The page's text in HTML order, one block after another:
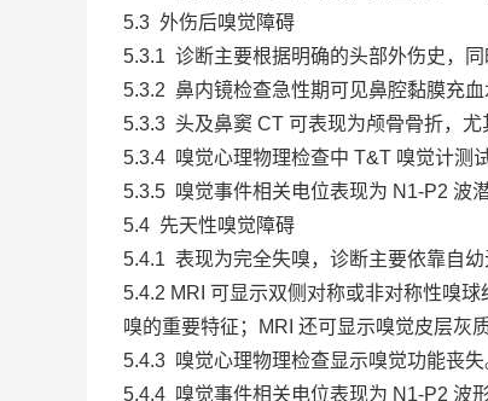
5.3 外伤后嗅觉障碍
5.3.1 诊断主要根据明确的头部外伤史，同
5.3.2 鼻内镜检查急性期可见鼻腔黏膜充
5.3.3 头及鼻窦 CT 可表现为颅骨骨折，
5.3.4 嗅觉心理物理检查中 T&T 嗅觉计测
5.3.5 嗅觉事件相关电位表现为 N1-P2 波
5.4 先天性嗅觉障碍
5.4.1 表现为完全失嗅，诊断主要依靠自
5.4.2 MRI 可显示双侧对称或非对称性嗅
嗅的重要特征；MRI 还可显示嗅觉皮层灰
5.4.3 嗅觉心理物理检查显示嗅觉功能丧失
5.4.4 嗅觉事件相关电位表现为 N1-P2 波